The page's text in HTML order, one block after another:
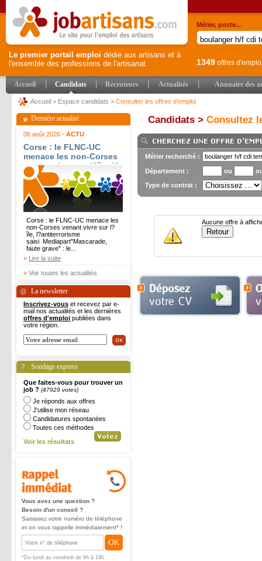
Le premier portail emploi dédié aux artisans et à
l'ensemble des professions de l'artisanat.
Métier, poste...
1349 offres
Accueil Candidats Recruteurs Actualités Annuaire des
Accueil > Espace candidats > Consulter les offres d'emploi
Dernière actualité
06 août 2026 - ACTU
Corse : le FLNC-UC
menace les non-Corses
venant vivre sur l?île, l?
antiterrorisme saisi -
Mediapart
Corse : le FLNC-UC menace les
non-Corses venant vivre sur l?
île, l?antiterrorisme
saisi Mediapart"Mascarade,
faute grave" : le...
» Lire la suite
» Voir toutes les actualités
La newsletter
Inscrivez-vous et recevez par e-
mail nos actualités et les dernières
offres d'emploi publiées dans
votre région.
Sondage express
Que faites-vous pour trouver un
job ? (47929 votes)
Je réponds aux offres
J'utilise mon réseau
Candidatures spontanées
Toutes ces méthodes
Voir les résultats
Vous avez une question ?
Besoin d'un conseil ?
Saisissez votre numéro de téléphone
et on vous rappelle immédiatement* !
OK
*Du lundi au vendredi de 9h à 19h
Candidats > Consultez
Métier recherché :
Département : ou
Type de contrat :
Aucune offre à